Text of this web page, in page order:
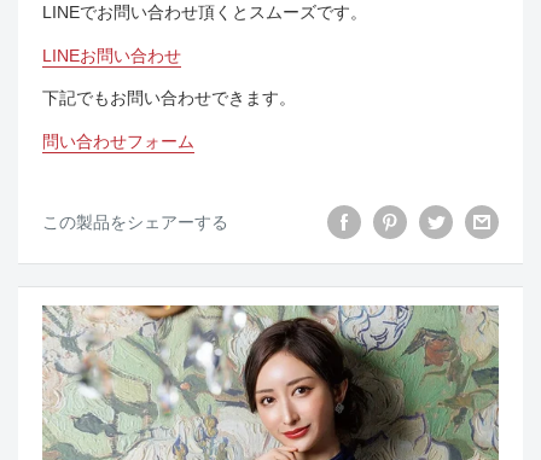
LINEでお問い合わせ頂くとスムーズです。
LINEお問い合わせ
下記でもお問い合わせできます。
問い合わせフォーム
この製品をシェアーする